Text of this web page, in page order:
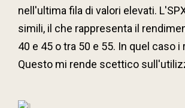
nell'ultima fila di valori elevati.
simili, il che rappresenta il
40 e 45 o tra 50 e 55. In quel caso
Questo mi rende scettico